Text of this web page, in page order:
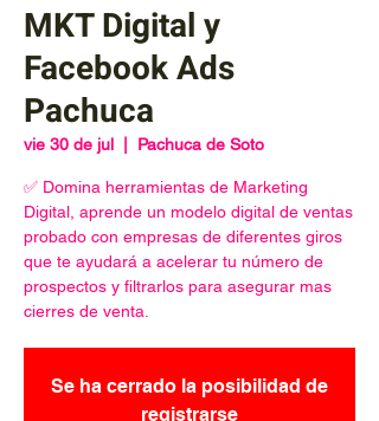
MKT Digital y
Facebook Ads
Pachuca
vie 30 de jul
  |
Pachuca de Soto
✅ Domina herramientas de Marketing
Digital, aprende un modelo digital de ventas
probado con empresas de diferentes giros
que te ayudará a acelerar tu número de
prospectos y filtrarlos para asegurar mas
cierres de venta.
Se ha cerrado la posibilidad de
registrarse